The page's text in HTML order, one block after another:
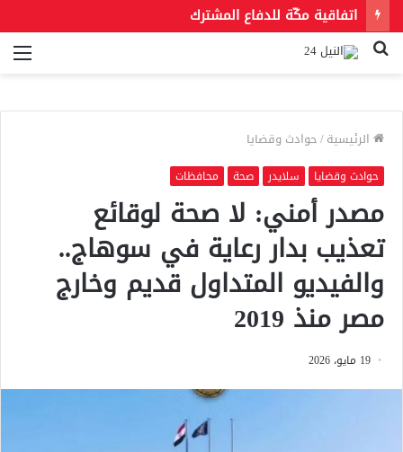
اتفاقية مكّة للدفاع المشترك
بحث
الرئيسية/حوادث وقضايا
حوادث وقضايا سلايدر صحة محافظات
مصدر أمني: لا صحة لوقائع
تعذيب بدار رعاية في سوهاج..
والفيديو المتداول قديم وخارج
مصر منذ 2019
19 مايو، 2026